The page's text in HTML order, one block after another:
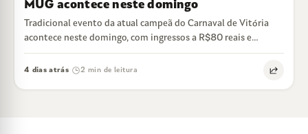
MUG acontece neste domingo
Tradicional evento da atual campeã do Carnaval de Vitória
acontece neste domingo, com ingressos a R$80 reais e
feijoada liberada
4 dias atrás· 2 min de leitura